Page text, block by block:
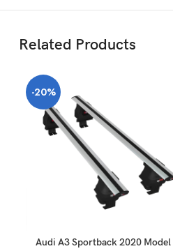
Related Products
-20%
SEPETE EKLE
Audi A3 Sportback 2020 Model